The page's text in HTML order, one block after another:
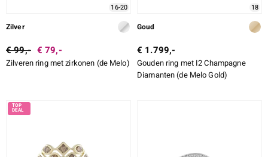
16-20
Zilver
€ 99,- € 79,-
Zilveren ring met zirkonen (de Melo)
18
Goud
€ 1.799,-
Gouden ring met I2 Champagne
Diamanten (de Melo Gold)